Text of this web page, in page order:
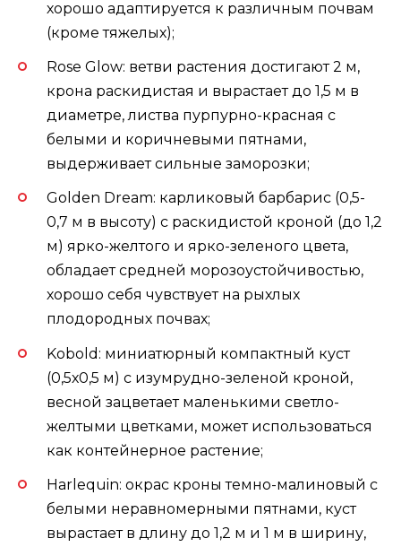
хорошо адаптируется к различным почвам
(кроме тяжелых);
Rose Glow: ветви растения достигают 2 м,
крона раскидистая и вырастает до 1,5 м в
диаметре, листва пурпурно-красная с
белыми и коричневыми пятнами,
выдерживает сильные заморозки;
Golden Dream: карликовый барбарис (0,5-
0,7 м в высоту) с раскидистой кроной (до 1,2
м) ярко-желтого и ярко-зеленого цвета,
обладает средней морозоустойчивостью,
хорошо себя чувствует на рыхлых
плодородных почвах;
Kobold: миниатюрный компактный куст
(0,5х0,5 м) с изумрудно-зеленой кроной,
весной зацветает маленькими светло-
желтыми цветками, может использоваться
как контейнерное растение;
Harlequin: окрас кроны темно-малиновый с
белыми неравномерными пятнами, куст
вырастает в длину до 1,2 м и 1 м в ширину,